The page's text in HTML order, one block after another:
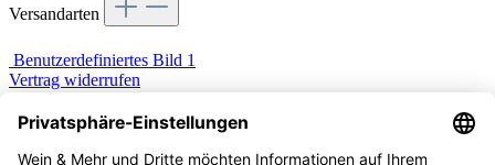
Versandarten
Benutzerdefiniertes Bild 1
Vertrag widerrufen
Zahlung & Versand
Widerruf
Datenschutz